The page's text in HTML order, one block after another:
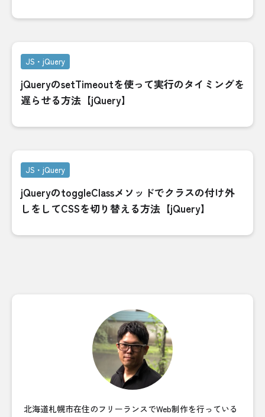
JS・jQuery
jQueryのsetTimeoutを使って実行のタイミングを
遅らせる方法【jQuery】
JS・jQuery
jQueryのtoggleClassメソッドでクラスの付け外
しをしてCSSを切り替える方法【jQuery】
北海道札幌市在住のフリーランスでWeb制作を行っている